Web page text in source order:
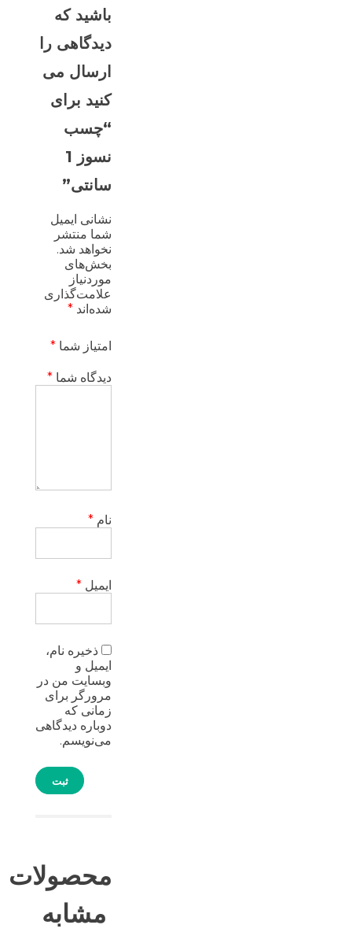
باشید که
دیدگاهی را
ارسال می
کنید برای
“چسب
نسوز 1
سانتی”
نشانی ایمیل
شما منتشر
نخواهد شد.
بخش‌های
موردنیاز
علامت‌گذاری
شده‌اند *
امتیاز شما *
دیدگاه شما *
نام *
ایمیل *
ذخیره نام،
ایمیل و
وبسایت من در
مرورگر برای
زمانی که
دوباره دیدگاهی
می‌نویسم.
محصولات
مشابه